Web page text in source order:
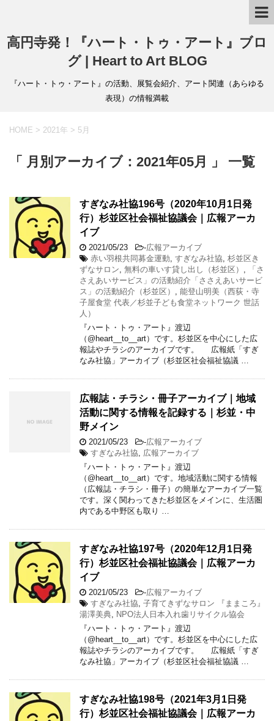
高円寺発！『ハート・トゥ・アート』ブロ
グ | Heart to Art BLOG
『ハート・トゥ・アート』の活動、展覧会紹介、アート関連（あらゆる
表現）の情報満載
HOME > 2021年 > 5月
「 月別アーカイブ：2021年05月 」 一覧
すぎなみ社協196号（2020年10月1日発
行）杉並区社会福祉協議会｜広報アーカ
イブ
2021/05/23 -広報アーカイブ
赤い羽根共同募金運動 すぎなみ社協 杉並区き
ずなサロン 無料の車いす貸し出し（杉並区）
「さ
さえあいサービス」の活動紹介「ささえあいサービ
ス」の活動紹介（杉並区）
能登山明美（西荻・寺
子屋食堂 代表／杉並子ども食堂ネットワーク 世話
人）
『ハート・トゥ・アート』渡辺
（@heart__to__art）です。杉並区を中心にした広
報誌やチラシのアーカイブです。 広報紙「すぎ
なみ社協」アーカイブ（杉並区社会福祉協議 …
広報誌・チラシ・冊子アーカイブ｜地域
活動に関する情報を記録する｜杉並・中
野メイン
2021/05/23 -広報アーカイブ
すぎなみ社協
広報アーカイブ
『ハート・トゥ・アート』渡辺
（@heart__to__art）です。地域活動に関する情報
（広報誌・チラシ・冊子）の簡単なアーカイブ一覧
です。深く関わってきた杉並区をメインに、生活圏
内である中野区も取り …
すぎなみ社協197号（2020年12月1日発
行）杉並区社会福祉協議会｜広報アーカ
イブ
2021/05/23 -広報アーカイブ
すぎなみ社協 子育てきずなサロン 『ままころ』
湯澤美典 NPO法人日本入れ歯リサイクル協会
『ハート・トゥ・アート』渡辺
（@heart__to__art）です。杉並区を中心にした広
報誌やチラシのアーカイブです。 広報紙「すぎ
なみ社協」アーカイブ（杉並区社会福祉協議 …
すぎなみ社協198号（2021年3月1日発
行）杉並区社会福祉協議会｜広報アーカ